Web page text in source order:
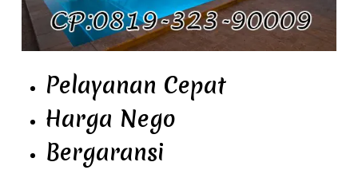
Pelayanan Cepat
Harga Nego
Bergaransi